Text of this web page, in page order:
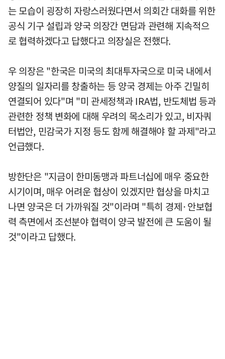
는 모습이 굉장히 자랑스러웠다면서 의회간 대화를 위한
공식 기구 설립과 양국 의장간 면담과 관련해 지속적으
로 협력하겠다고 답했다고 의장실은 전했다.
우 의장은 "한국은 미국의 최대투자국으로 미국 내에서
양질의 일자리를 창출하는 등 양국 경제는 아주 긴밀히
연결되어 있다"며 "미 관세정책과 IRA법, 반도체법 등과
관련한 정책 변화에 대해 우려의 목소리가 있고, 비자쿼
터법안, 민감국가 지정 등도 함께 해결해야 할 과제"라고
언급했다.
방한단은 "지금이 한미동맹과 파트너십에 매우 중요한
시기이며, 매우 어려운 협상이 있겠지만 협상을 마치고
나면 양국은 더 가까워질 것"이라며 "특히 경제·안보협
력 측면에서 조선분야 협력이 양국 발전에 큰 도움이 될
것"이라고 답했다.